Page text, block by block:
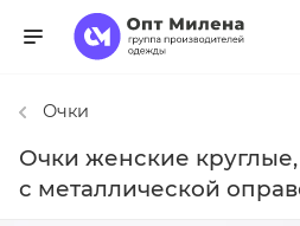
Очки
Очки женские
с металлической